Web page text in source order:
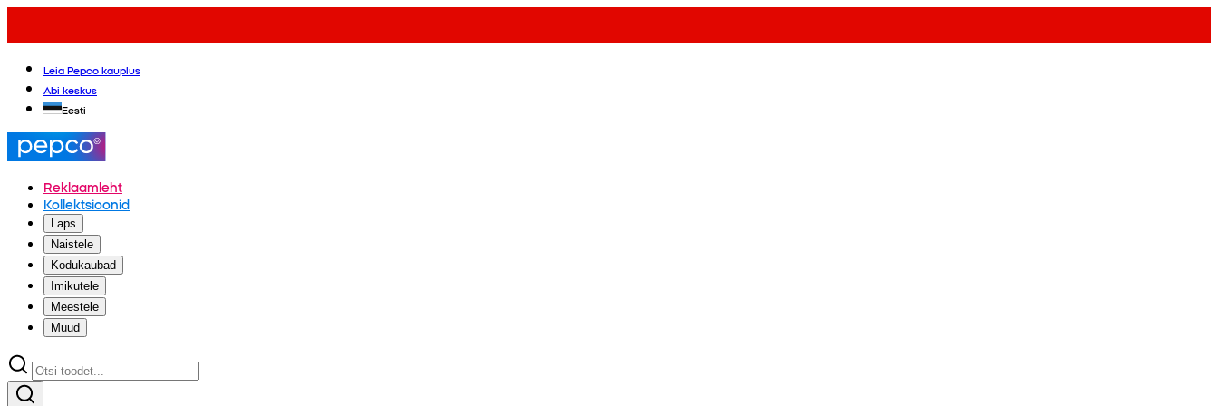
Leia Pepco kauplus
Abi keskus
Eesti
Reklaamleht
Kollektsioonid
Laps
Naistele
Kodukaubad
Imikutele
Meestele
Muud